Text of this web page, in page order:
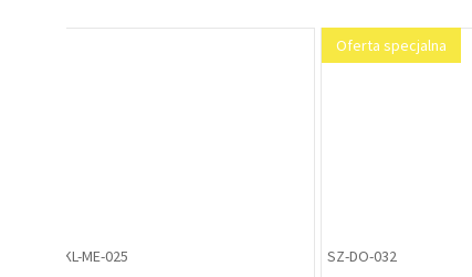
PR-PO-003 US-LE-109